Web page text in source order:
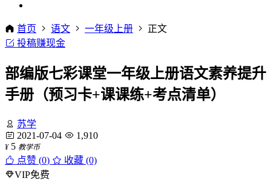
首页 语文 一年级上册
正文
投稿赚现金
部编版七彩课堂一年级上册语文素养提升
手册（预习卡+课课练+考点清单）
苏学
2021-07-04
1,910
¥ 5 教学币
点赞 (0)
收藏 (0)
VIP免费